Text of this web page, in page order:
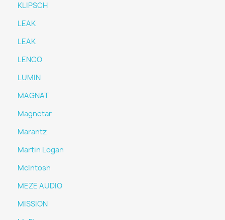
KLIPSCH
LEAK
LEAK
LENCO
LUMIN
MAGNAT
Magnetar
Marantz
Martin Logan
McIntosh
MEZE AUDIO
MISSION